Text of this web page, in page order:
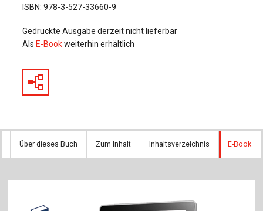
ISBN: 978-3-527-33660-9
Gedruckte Ausgabe derzeit nicht lieferbar
Als E-Bookweiterhin erhältlich
Über dieses Buch Zum Inhalt Inhaltsverzeichnis E-Book